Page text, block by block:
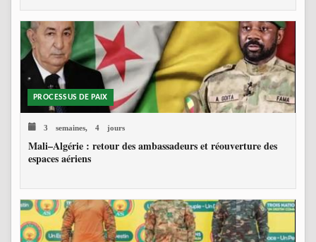
PROCESSUS DE PAIX
3 semaines, 4 jours
Mali–Algérie : retour des ambassadeurs et réouverture des
espaces aériens